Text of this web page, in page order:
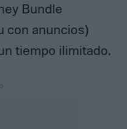
Bundle
con anuncios)
tiempo ilimitado.